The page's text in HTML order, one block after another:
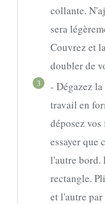
collante.
sera
Couvrez et
doubler de
3
- Dégazez
travail en
déposez
essayer que
l'autre bord.
rectangle.
et l'autre par